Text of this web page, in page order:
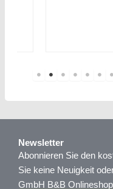
Newsletter
Abonnieren Sie den
Sie keine Neuigkeit
GmbH B&B Onlineshop